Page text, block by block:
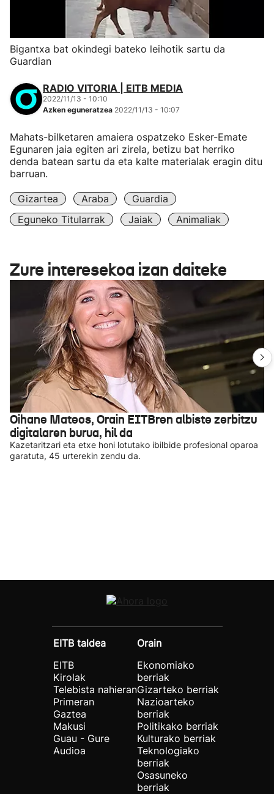
Bigantxa bat okindegi bateko leihotik sartu da
Guardian
RADIO VITORIA | EITB MEDIA
2022/11/13 - 10:10
Azken eguneratzea 2022/11/13 - 10:07
Mahats-bilketaren amaiera ospatzeko Esker-Emate
Egunaren jaia egiten ari zirela, betizu bat herriko
denda batean sartu da eta kalte materialak eragin ditu
barruan.
Gizartea Araba
Guardia
Eguneko Titularrak
Jaiak Animaliak
Zure interesekoa izan daiteke
Oihane Mateos, Orain EITBren albiste zerbitzu
digitalaren burua, hil da
Kazetaritzari eta etxe honi lotutako ibilbide profesional oparoa
garatuta, 45 urterekin zendu da.
EITB taldea
EITB
Kirolak
Telebista nahieran
Primeran
Gaztea
Makusi
Guau - Gure
Audioa
Orain
Ekonomiako
berriak
Gizarteko berriak
Nazioarteko
berriak
Politikako berriak
Kulturako berriak
Teknologiako
berriak
Osasuneko
berriak